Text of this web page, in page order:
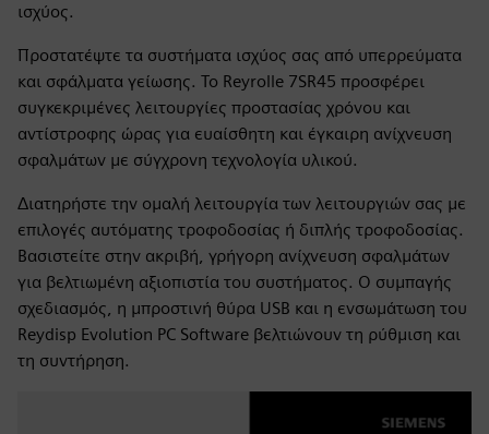
ισχύος.
Προστατέψτε τα συστήματα ισχύος σας από υπερρεύματα
και σφάλματα γείωσης. Το Reyrolle 7SR45 προσφέρει
συγκεκριμένες λειτουργίες προστασίας χρόνου και
αντίστροφης ώρας για ευαίσθητη και έγκαιρη ανίχνευση
σφαλμάτων με σύγχρονη τεχνολογία υλικού.
Διατηρήστε την ομαλή λειτουργία των λειτουργιών σας με
επιλογές αυτόματης τροφοδοσίας ή διπλής τροφοδοσίας.
Βασιστείτε στην ακριβή, γρήγορη ανίχνευση σφαλμάτων
για βελτιωμένη αξιοπιστία του συστήματος. Ο συμπαγής
σχεδιασμός, η μπροστινή θύρα USB και η ενσωμάτωση του
Reydisp Evolution PC Software βελτιώνουν τη ρύθμιση και
τη συντήρηση.